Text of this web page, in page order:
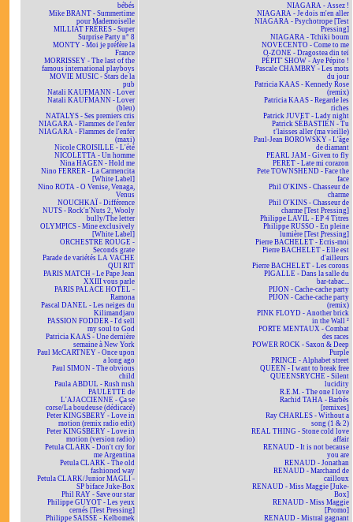
bébés
Mike BRANT - Summertime
pour Mademoiselle
MILLIAT FRÈRES - Super
Surprise Party n° 8
MONTY - Moi je préfère la
France
MORRISSEY - The last of the
famous international playboys
MOVIE MUSIC - Stars de la
pub
Natali KAUFMANN - Lover
Natali KAUFMANN - Lover
(bleu)
NATALYS - Ses premiers cris
NIAGARA - Flammes de l'enfer
NIAGARA - Flammes de l'enfer
(maxi)
Nicole CROISILLE - L'été
NICOLETTA - Un homme
Nina HAGEN - Hold me
Nino FERRER - La Carmencita
[White Label]
Nino ROTA - O Venise, Venaga,
Venus
NOUCHKAÏ - Différence
NUTS - Rock'n'Nuts 2, Wooly
bully/The letter
OLYMPICS - Mine exclusively
[White Label]
ORCHESTRE ROUGE -
Seconds grate
Parade de variétés LA VACHE
QUI RIT
PARIS MATCH - Le Pape Jean
XXIII vous parle
PARIS PALACE HOTEL -
Ramona
Pascal DANEL - Les neiges du
Kilimandjaro
PASSION FODDER - I'd sell
my soul to God
Patricia KAAS - Une dernière
semaine à New York
Paul McCARTNEY - Once upon
a long ago
Paul SIMON - The obvious
child
Paula ABDUL - Rush rush
PAULETTE de
L'AJACCIENNE - Ça se
corse/La boudeuse (dédicacé)
Peter KINGSBERY - Love in
motion (remix radio edit)
Peter KINGSBERY - Love in
motion (version radio)
Petula CLARK - Don't cry for
me Argentina
Petula CLARK - The old
fashioned way
Petula CLARK/Junior MAGLI -
SP biface Juke-Box
Phil RAY - Save our star
Philippe GUYOT - Les yeux
cernés [Test Pressing]
Philippe SAISSE - Kelbomek
NIAGARA - Assez !
NIAGARA - Je dois m'en aller
NIAGARA - Psychotrope [Test
Pressing]
NIAGARA - Tchiki boum
NOVECENTO - Come to me
O-ZONE - Dragostea din teï
PÉPIT' SHOW - Aye Pépito !
Pascale CHAMBRY - Les mots
du jour
Patricia KAAS - Kennedy Rose
(remix)
Patricia KAAS - Regarde les
riches
Patrick JUVET - Lady night
Patrick SÉBASTIEN - Tu
t'laisses aller (ma vieille)
Paul-Jean BOROWSKY - L'âge
de diamant
PEARL JAM - Given to fly
PERET - Late mi corazon
Pete TOWNSHEND - Face the
face
Phil O'KINS - Chasseur de
charme
Phil O'KINS - Chasseur de
charme [Test Pressing]
Philippe LAVIL - EP 4 Titres
Philippe RUSSO - En pleine
lumière [Test Pressing]
Pierre BACHELET - Écris-moi
Pierre BACHELET - Elle est
d'ailleurs
Pierre BACHELET - Les corons
PIGALLE - Dans la salle du
bar-tabac...
PIJON - Cache-cache party
PIJON - Cache-cache party
(remix)
PINK FLOYD - Another brick
in the Wall ²
PORTE MENTAUX - Combat
des races
POWER ROCK - Saxon & Deep
Purple
PRINCE - Alphabet street
QUEEN - I want to break free
QUEENSRYCHE - Silent
lucidity
R.E.M. - The one I love
Rachid TAHA - Barbès
[remixes]
Ray CHARLES - Without a
song (1 & 2)
REAL THING - Stone cold love
affair
RENAUD - It is not because
you are
RENAUD - Jonathan
RENAUD - Marchand de
cailloux
RENAUD - Miss Maggie [Juke-
Box]
RENAUD - Miss Maggie
[Promo]
RENAUD - Mistral gagnant